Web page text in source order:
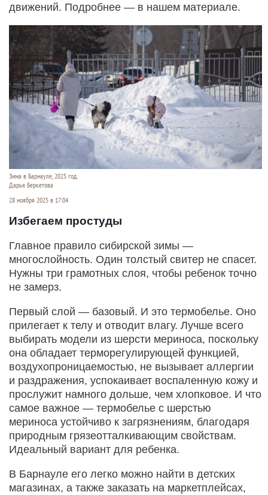
движений. Подробнее — в нашем материале.
Зима в Барнауле, 2025 год.
Дарья Беркетова
28 ноября 2025 в 17:04
Избегаем простуды
Главное правило сибирской зимы —
многослойность. Один толстый свитер не спасет.
Нужны три грамотных слоя, чтобы ребенок точно
не замерз.
Первый слой — базовый. И это термобелье. Оно
прилегает к телу и отводит влагу. Лучше всего
выбирать модели из шерсти мериноса, поскольку
она обладает терморегулирующей функцией,
воздухопроницаемостью, не вызывает аллергии
и раздражения, успокаивает воспаленную кожу и
прослужит намного дольше, чем хлопковое. И что
самое важное — термобелье с шерстью
мериноса устойчиво к загрязнениям, благодаря
природным грязеотталкивающим свойствам.
Идеальный вариант для ребенка.
В Барнауле его легко можно найти в детских
магазинах, а также заказать на маркетплейсах,